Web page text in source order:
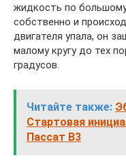
жидкость по большому
собственно и
двигателя упала, он
малому кругу до тех
градусов.
Читайте также:
Стартовая
Пассат B3